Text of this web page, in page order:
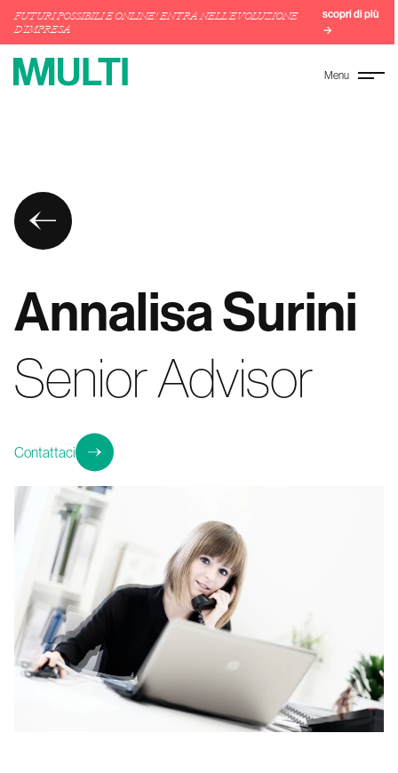
FUTURI POSSIBILI È ONLINE! ENTRA NELL'EVOLUZIONE
D'IMPRESA
scopri di più
→
Menu
Annalisa Surini
Senior Advisor
Contattaci